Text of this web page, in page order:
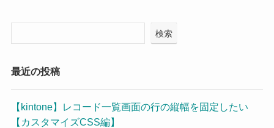
検索
最近の投稿
【kintone】レコード一覧画面の行の縦幅を固定したい
【カスタマイズCSS編】